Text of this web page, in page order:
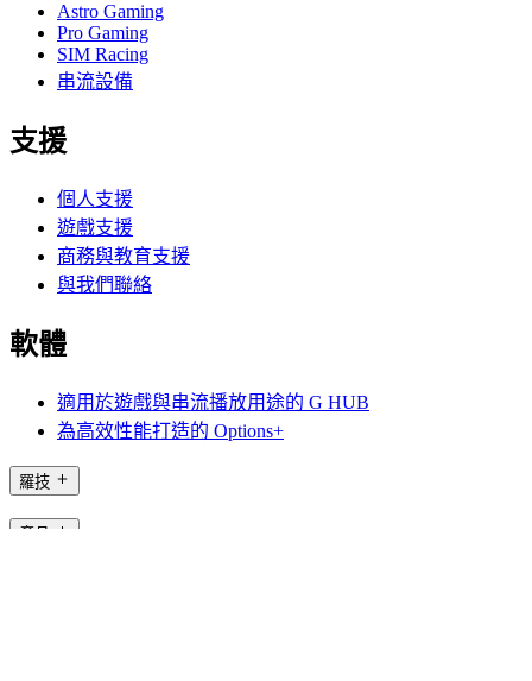
Astro Gaming
Pro Gaming
SIM Racing
串流設備
支援
個人支援
遊戲支援
商務與教育支援
與我們聯絡
軟體
適用於遊戲與串流播放用途的 G HUB
為高效性能打造的 Options+
羅技
產品